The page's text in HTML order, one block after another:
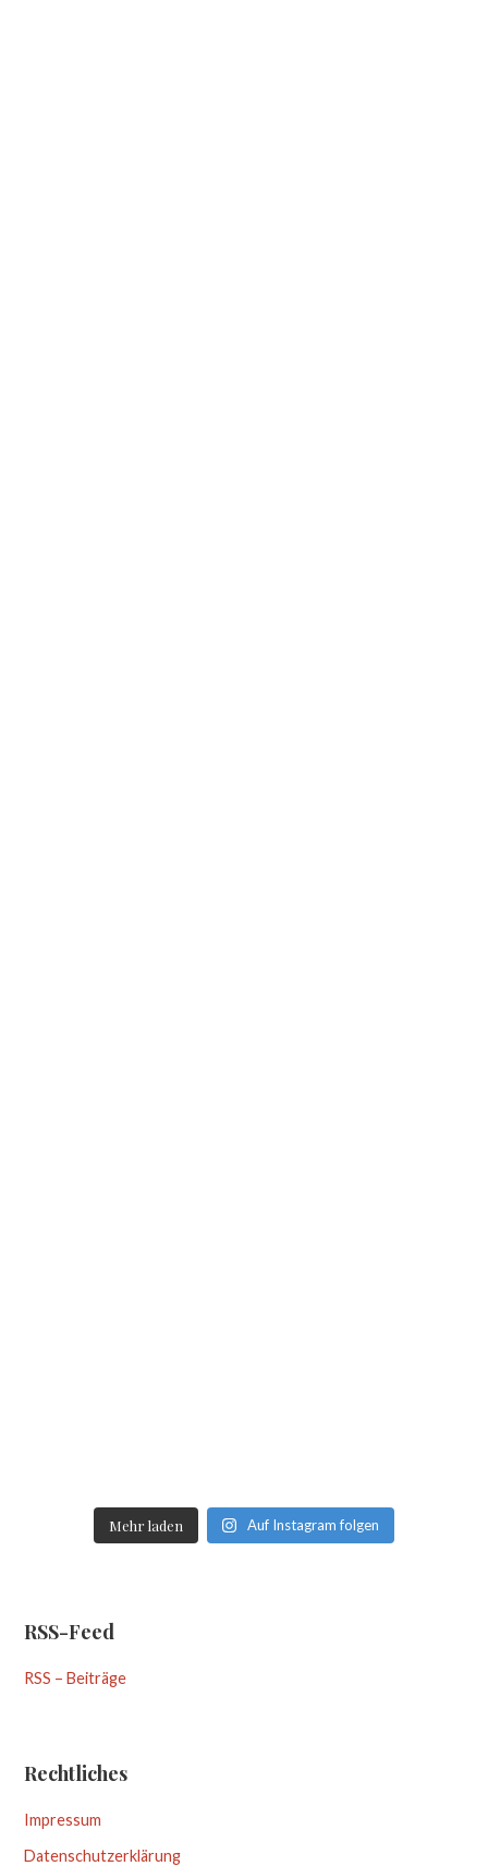
Mehr laden Auf Instagram folgen
RSS-Feed
RSS – Beiträge
Rechtliches
Impressum
Datenschutzerklärung